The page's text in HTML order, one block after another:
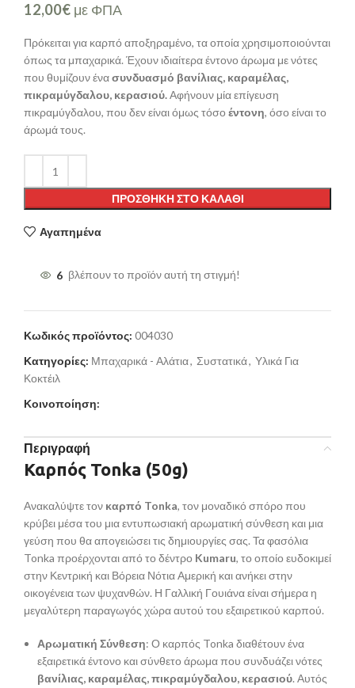
12,00€ με ΦΠΑ
Πρόκειται για καρπό αποξηραμένο, τα οποία χρησιμοποιούνται
όπως τα μπαχαρικά. Έχουν ιδιαίτερα έντονο άρωμα με νότες
που θυμίζουν ένασυνδυασμό βανίλιας, καραμέλας,
πικραμύγδαλου, κερασιού.Αφήνουν μία επίγευση
πικραμύγδαλου, που δεν είναι όμως τόσο έντονη, όσο είναι το
άρωμά τους.
ΠΡΟΣΘΉΚΗ ΣΤΟ ΚΑΛΆΘΙ
Αγαπημένα
6 βλέπουν το προϊόν αυτή τη στιγμή!
Κωδικός προϊόντος: 004030
Κατηγορίες: Μπαχαρικά - Αλάτια, Συστατικά, Υλικά Για
Κοκτέιλ
Κοινοποίηση:
Περιγραφή
Καρπός Tonka (50g)
Ανακαλύψτε τον καρπό Tonka, τον μοναδικό σπόρο που
κρύβει μέσα του μια εντυπωσιακή αρωματική σύνθεση και μια
γεύση που θα απογειώσει τις δημιουργίες σας. Τα φασόλια
Tonka προέρχονται από το δέντρο Kumaru, το οποίο ευδοκιμεί
στην Κεντρική και Βόρεια Νότια Αμερική και ανήκει στην
οικογένεια των ψυχανθών. Η Γαλλική Γουιάνα είναι σήμερα η
μεγαλύτερη παραγωγός χώρα αυτού του εξαιρετικού καρπού.
Αρωματική Σύνθεση: Ο καρπός Tonka διαθέτουν ένα
εξαιρετικά έντονο και σύνθετο άρωμα που συνδυάζει νότες
βανίλιας, καραμέλας, πικραμύγδαλου, κερασιού. Αυτός